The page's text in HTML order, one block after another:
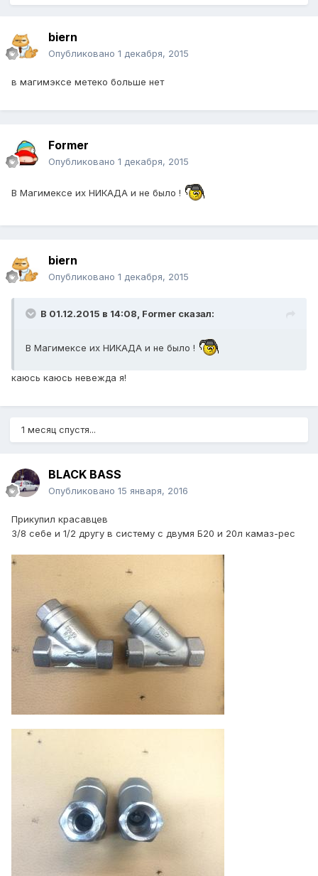
biern
Опубликовано 1 декабря, 2015
в магимэксе метеко больше нет
Former
Опубликовано 1 декабря, 2015
В Магимексе их НИКАДА и не было !
biern
Опубликовано 1 декабря, 2015
В 01.12.2015 в 14:08, Former сказал:
В Магимексе их НИКАДА и не было !
каюсь каюсь невежда я!
1 месяц спустя...
BLACK BASS
Опубликовано 15 января, 2016
Прикупил красавцев
3/8 себе и 1/2 другу в систему с двумя Б20 и 20л камаз-рес